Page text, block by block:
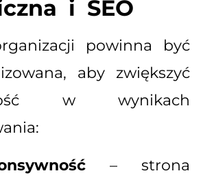
i SEO
powinna być
aby zwiększyć
w wynikach
– strona